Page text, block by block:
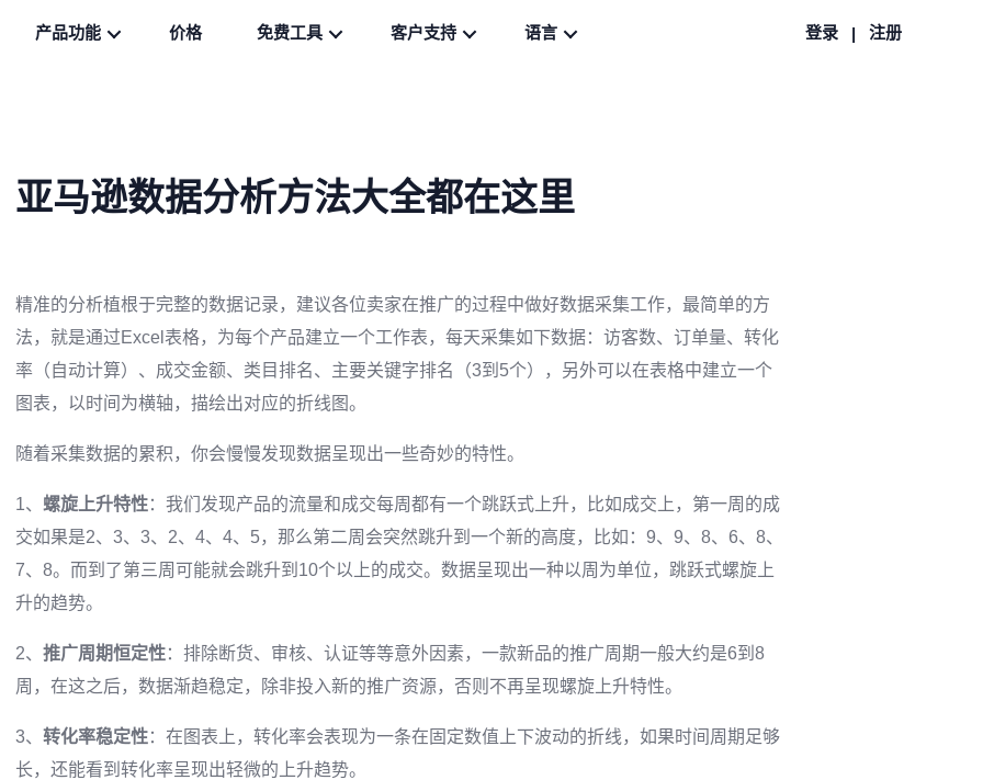
产品功能 价格 免费工具 客户支持 语言 登录 | 注册
亚马逊数据分析方法大全都在这里
精准的分析植根于完整的数据记录，建议各位卖家在推广的过程中做好数据采集工作，最简单的方
法，就是通过Excel表格，为每个产品建立一个工作表，每天采集如下数据：访客数、订单量、转化
率（自动计算）、成交金额、类目排名、主要关键字排名（3到5个），另外可以在表格中建立一个
图表，以时间为横轴，描绘出对应的折线图。
随着采集数据的累积，你会慢慢发现数据呈现出一些奇妙的特性。
1、 螺旋上升特性：我们发现产品的流量和成交每周都有一个跳跃式上升，比如成交上，第一周的成
交如果是2、3、3、2、4、4、5，那么第二周会突然跳升到一个新的高度，比如：9、9、8、6、8、
7、8。而到了第三周可能就会跳升到10个以上的成交。数据呈现出一种以周为单位，跳跃式螺旋上
升的趋势。
2、 推广周期恒定性：排除断货、审核、认证等等意外因素，一款新品的推广周期一般大约是6到8
周，在这之后，数据渐趋稳定，除非投入新的推广资源，否则不再呈现螺旋上升特性。
3、 转化率稳定性：在图表上，转化率会表现为一条在固定数值上下波动的折线，如果时间周期足够
长，还能看到转化率呈现出轻微的上升趋势。